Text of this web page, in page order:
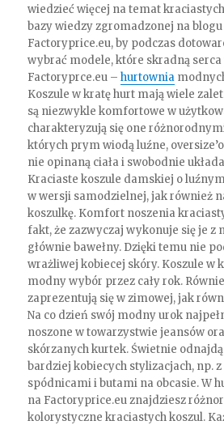
wiedzieć więcej na temat
bazy wiedzy zgromadzonej na
Factoryprice.eu, by podczas
wybrać modele, które skradną
Factoryprce.eu –hurtownia
Koszule w kratę hurt mają wiele
są niezwykle komfortowe w
charakteryzują się one
których prym wiodą luźne,
nie opinaną ciała i swobodnie
Kraciaste koszule damskiej o
w wersji samodzielnej, jak również
koszulkę. Komfort noszenia
fakt, że zazwyczaj wykonuje się je z
głównie bawełny. Dzięki temu nie
wrażliwej kobiecej skóry. Koszule w
modny wybór przez cały rok.
zaprezentują się w zimowej, jak
Na co dzień swój modny urok
noszone w towarzystwie jeansów
skórzanych kurtek. Świetnie
bardziej kobiecych stylizacjach, np.
spódnicami i butami na obcasie. W
na Factoryprice.eu znajdziesz
kolorystyczne kraciastych koszul.